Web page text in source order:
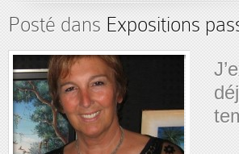
Posté dans Expositions